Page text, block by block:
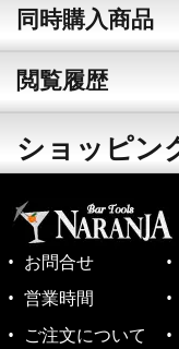
同時購入商品
閲覧履歴
ショッピン
お問合せ
営業時間
ご注文について